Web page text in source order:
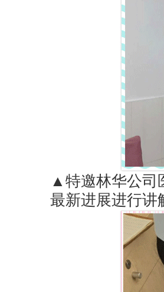
▲特邀林华公司
最新进展进行讲